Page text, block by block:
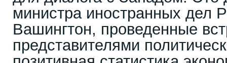
министра иностранных дел
Вашингтон, проведенные
представителями